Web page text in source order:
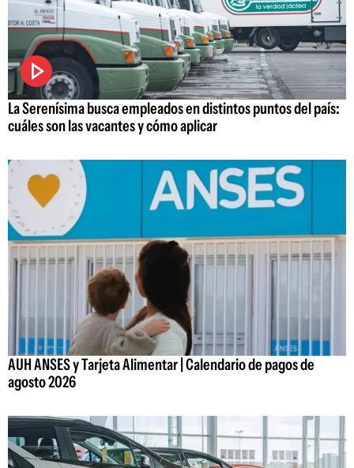
La Serenísima busca empleados en distintos puntos del país:
cuáles son las vacantes y cómo aplicar
AUH ANSES y Tarjeta Alimentar | Calendario de pagos de
agosto 2026